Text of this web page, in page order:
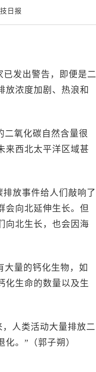
日报
发出警告，即便是二
放浓度加剧、热浪和
二氧化碳自然含量很
来西北太平洋区域甚
放事件给人们敲响了
会向北延伸生长。但
向北生长，也会因海
大量的钙化生物，如
化生命的数量以及生
人类活动大量排放二
。”（郭子朔）